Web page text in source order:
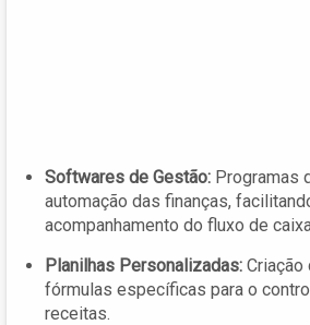
Softwares de Gestão: Programas
automação das finanças,
acompanhamento do fluxo de
Planilhas Personalizadas: Criação
fórmulas específicas para o
receitas.